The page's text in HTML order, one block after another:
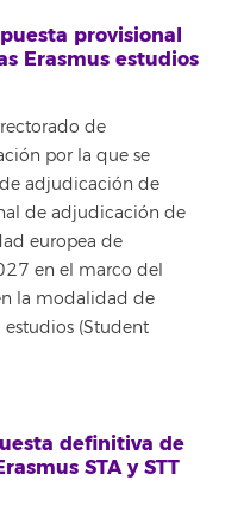
provisional
Erasmus estudios
de
por la que se
adjudicación de
de adjudicación de
europea de
en el marco del
la modalidad de
(Student
definitiva de
STA y STT